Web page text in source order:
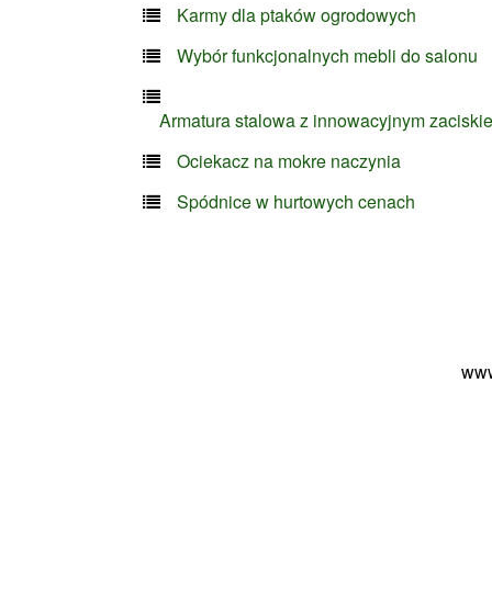
Karmy dla ptaków ogrodowych
Wybór funkcjonalnych mebli do salonu
Armatura stalowa z innowacyjnym
Ociekacz na mokre naczynia
Spódnice w hurtowych cenach